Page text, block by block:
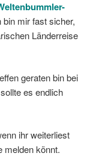
mir fast sicher,
Länderreise
geraten bin bei
es endlich
ihr weiterliest
melden könnt.